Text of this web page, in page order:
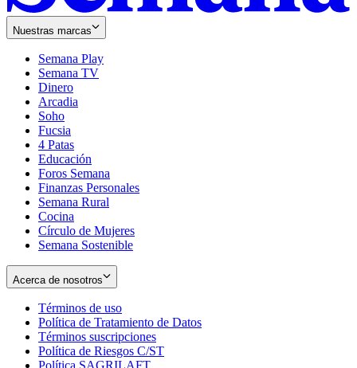
Nuestras marcas
Semana Play
Semana TV
Dinero
Arcadia
Soho
in
new
window
Fucsia
in
new
window
4 Patas
Educación
Foros Semana
Finanzas Personales
Semana Rural
Cocina
Círculo de Mujeres
Semana Sostenible
Acerca de nosotros
Términos de uso
in
new
window
Política de Tratamiento de Datos
Términos suscripciones
in
Política de Riesgos C/ST